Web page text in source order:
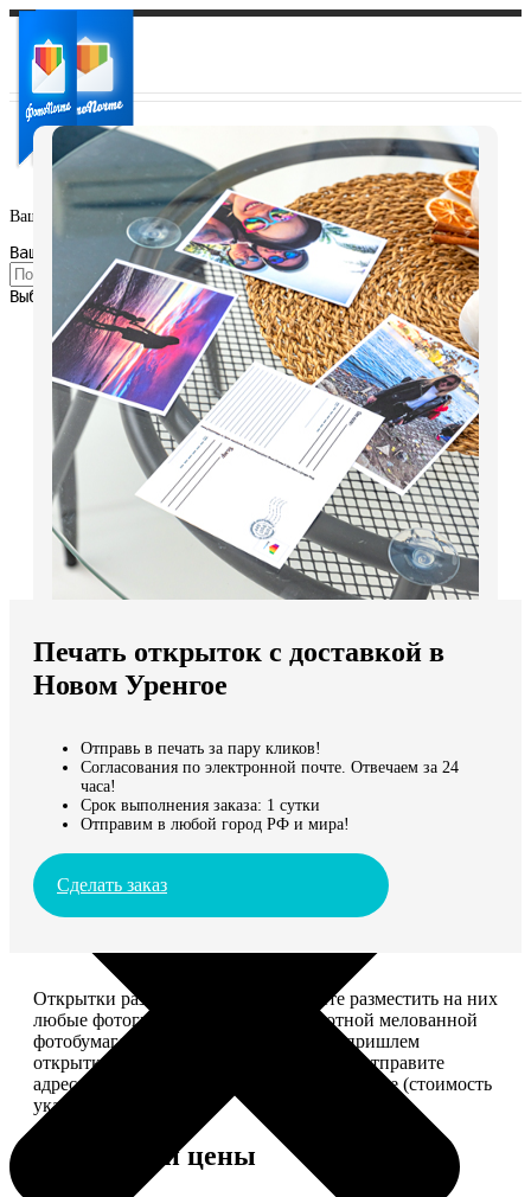
Ваш город:
Ваш регион доставки
Выберите из списка:
Мы доставляем по всему миру
Продолжить без города
Печать открыток с доставкой в
Новом Уренгое
Отправь в печать за пару кликов!
Согласования по электронной почте. Отвечаем за 24
часа!
Срок выполнения заказа: 1 сутки
Отправим в любой город РФ и мира!
Сделать заказ
Открытки размером 10*15, вы можете разместить на них
любые фотографии. Печатаем на плотной мелованной
фотобумаге плотностью 300 г/м2. Мы пришлем
открытки вам, вы сами их подпишете и отправите
адресату. Заказать можно 6 открыток и более (стоимость
указана за 6 штук).
Форматы и цены